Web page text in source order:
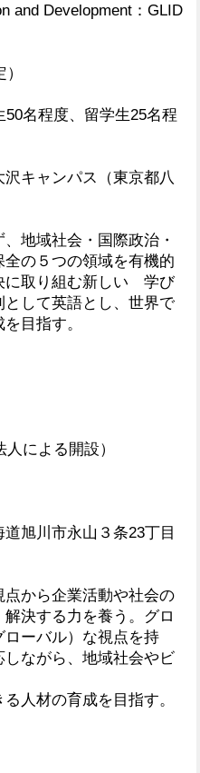
and Development：GLID
名程度、留学生25名程
キャンパス（東京都八
地域社会・国際政治・
の５つの領域を有機的
取り組む新しい 学び
して英語とし、世界で
目指す。
による開設）
旭川市永山３条23丁目
から企業活動や社会の
決する力を養う。グロ
バル）な視点を持
ながら、地域社会やビ
材の育成を目指す。